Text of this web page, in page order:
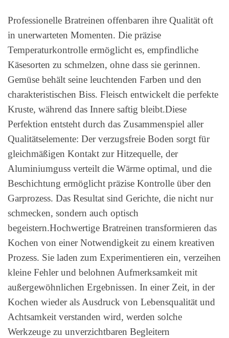
Professionelle Bratreinen offenbaren ihre Qualität oft
in unerwarteten Momenten. Die präzise
Temperaturkontrolle ermöglicht es, empfindliche
Käsesorten zu schmelzen, ohne dass sie gerinnen.
Gemüse behält seine leuchtenden Farben und den
charakteristischen Biss. Fleisch entwickelt die perfekte
Kruste, während das Innere saftig bleibt.Diese
Perfektion entsteht durch das Zusammenspiel aller
Qualitätselemente: Der verzugsfreie Boden sorgt für
gleichmäßigen Kontakt zur Hitzequelle, der
Aluminiumguss verteilt die Wärme optimal, und die
Beschichtung ermöglicht präzise Kontrolle über den
Garprozess. Das Resultat sind Gerichte, die nicht nur
schmecken, sondern auch optisch
begeistern.Hochwertige Bratreinen transformieren das
Kochen von einer Notwendigkeit zu einem kreativen
Prozess. Sie laden zum Experimentieren ein, verzeihen
kleine Fehler und belohnen Aufmerksamkeit mit
außergewöhnlichen Ergebnissen. In einer Zeit, in der
Kochen wieder als Ausdruck von Lebensqualität und
Achtsamkeit verstanden wird, werden solche
Werkzeuge zu unverzichtbaren Begleitern